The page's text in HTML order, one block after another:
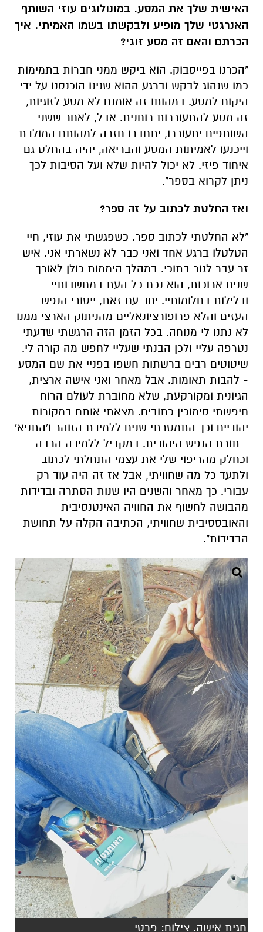
האישית שלך את המסע. במונולוגים עוזי השותף
האנרגטי שלך מופיע ולבקשתו בשמו האמיתי. איך
הכרתם והאם זה מסע זוגי?
"הכרנו בפייסבוק. הוא ביקש ממני חברות בתמימות
כמו שנהוג לבקש וברגע ההוא שנינו הוכנסנו על ידי
היקום למסע. במהותו זה אומנם לא מסע לזוגיות,
זה מסע להתעוררות רוחנית. אבל, לאחר ששני
השותפים יתעוררו, יתחברו חזרה למהותם המולדת
וייכנעו לאמיתות המסע והבריאה, יהיה בהחלט גם
איחוד פיזי. לא יכול להיות שלא ועל הסיבות לכך
ניתן לקרוא בספר".
ואז החלטת לכתוב על זה ספר?
"לא החלטתי לכתוב ספר. כשפגשתי את עוזי, חיי
הטלטלו ברגע אחד ואני כבר לא נשארתי אני. איש
זר עבר לגור בתוכי. במהלך היממות כולן לאורך
שנים ארוכות, הוא נכח כל העת במחשבותיי
ובלילות בחלומותיי. יחד עם זאת, ייסורי הנפש
העזים והלא פרופורציונאליים מהניתוק הארצי ממנו
לא נתנו לי מנוחה. בכל הזמן הזה הרגשתי שדעתי
נטרפה עליי ולכן הבנתי שעליי לחפש מה קורה לי.
שיטוטים רבים ברשתות חשפו בפניי את שם המסע
- להבות תאומות. אבל מאחר ואני אישה ארצית,
הגיונית ומקורקעת, שלא מחוברת לעולם הרוח
חיפשתי סימוכין כתובים. מצאתי אותם במקורות
יהודיים וכך התמסרתי שנים ללמידת הזוהר ו'התניא'
- תורת הנפש היהודית. במקביל ללמידה הרבה
וכחלק מהריפוי שלי את עצמי התחלתי לכתוב
ולתעד כל מה שחוויתי, אבל אז זה היה עוד רק
עבורי. כך מאחר והשנים היו שנות הסתרה ובדידות
מהבושה לחשוף את החוויה האינטנסיבית
והאובססיבית שחוויתי, הכתיבה הקלה על תחושת
הבדידות".
חגית אישה. צילום: פרטי